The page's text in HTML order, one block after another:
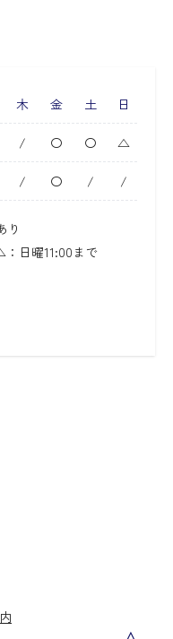
木 金 土 日
/ 〇 〇 △
/ 〇 / /
り
日曜11:00まで